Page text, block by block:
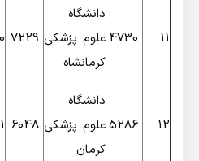
4730
دانشگاه
علوم پزشکی
کرمانشاه
7229
30
9941
5286
دانشگاه
علوم پزشکی6048
31
10017